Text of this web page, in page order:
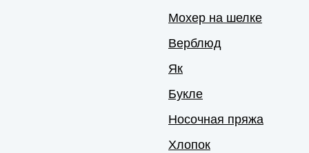
Мохер на шелке
Верблюд
Як
Букле
Носочная пряжа
Хлопок